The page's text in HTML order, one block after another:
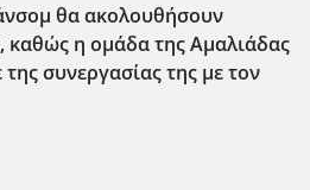
θα ακολουθήσουν
καθώς η ομάδα της Αμαλιάδας
συνεργασίας της με τον